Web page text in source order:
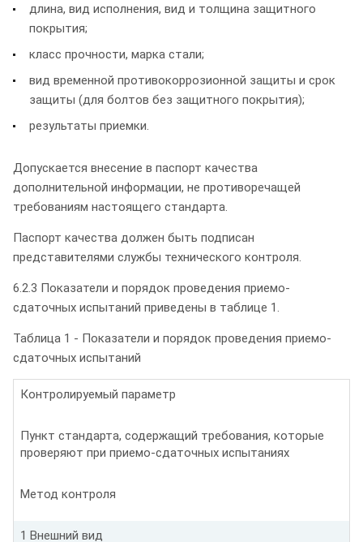
длина, вид исполнения, вид и толщина защитного
покрытия;
класс прочности, марка стали;
вид временной противокоррозионной защиты и срок
защиты (для болтов без защитного покрытия);
результаты приемки.
Допускается внесение в паспорт качества
дополнительной информации, не противоречащей
требованиям настоящего стандарта.
Паспорт качества должен быть подписан
представителями службы технического контроля.
6.2.3 Показатели и порядок проведения приемо-
сдаточных испытаний приведены в таблице 1.
Таблица 1 - Показатели и порядок проведения приемо-
сдаточных испытаний
Контролируемый параметр
Пункт стандарта, содержащий требования, которые
проверяют при приемо-сдаточных испытаниях
Метод контроля
1 Внешний вид